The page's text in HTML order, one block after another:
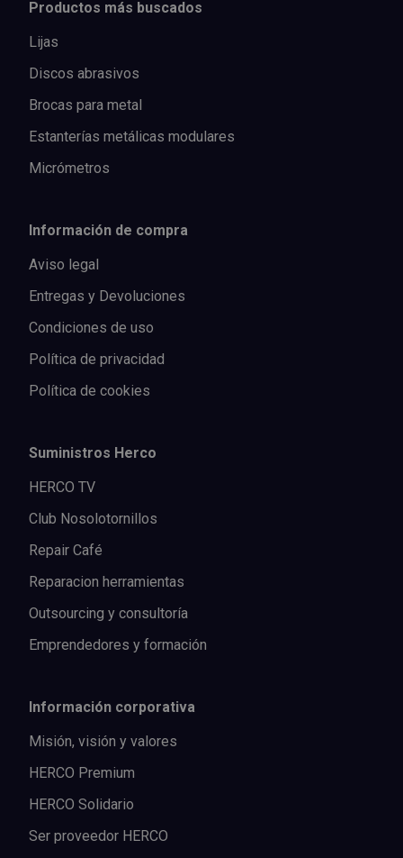
Productos más buscados
Lijas
Discos abrasivos
Brocas para metal
Estanterías metálicas modulares
Micrómetros
Información de compra
Aviso legal
Entregas y Devoluciones
Condiciones de uso
Política de privacidad
Política de cookies
Suministros Herco
HERCO TV
Club Nosolotornillos
Repair Café
Reparacion herramientas
Outsourcing y consultoría
Emprendedores y formación
Información corporativa
Misión, visión y valores
HERCO Premium
HERCO Solidario
Ser proveedor HERCO